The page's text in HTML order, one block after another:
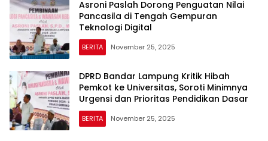
Asroni Paslah Dorong Penguatan Nilai
Pancasila di Tengah Gempuran
Teknologi Digital
BERITA November 25, 2025
DPRD Bandar Lampung Kritik Hibah
Pemkot ke Universitas, Soroti Minimnya
Urgensi dan Prioritas Pendidikan Dasar
BERITA November 25, 2025